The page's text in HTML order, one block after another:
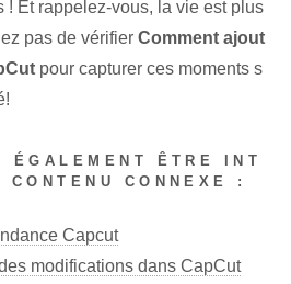
! Et rappelez-vous, la vie est plus
pas de vérifier Comment ajout
pour capturer ces moments s
ÉGALEMENT ÊTRE INT
CONTENU CONNEXE :
Capcut
modifications dans CapCut